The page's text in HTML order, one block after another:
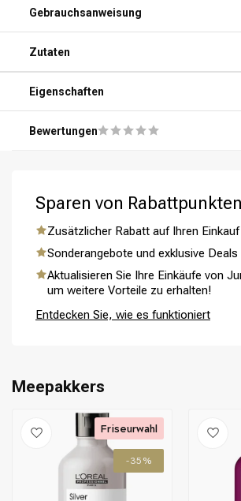
Gebrauchsanweisung
Schritt 2: Trage eine kleine Menge
Handflächen auf.
Schritt 3: Massiere das Shampoo sanft in
Schritt 4: Spüle das Shampoo gründlich mit
Wasser aus.
Zutaten
Eigenschaften
Bewertungen
Sparen von Rabattpunkten
Zusätzlicher Rabatt auf Ihren Einkauf
Sonderangebote und exklusive Deals
Aktualisieren Sie Ihre Einkäufe von
um weitere Vorteile zu erhalten!
Entdecken Sie, wie es funktioniert
Meepakkers
-35%
Friseurwahl